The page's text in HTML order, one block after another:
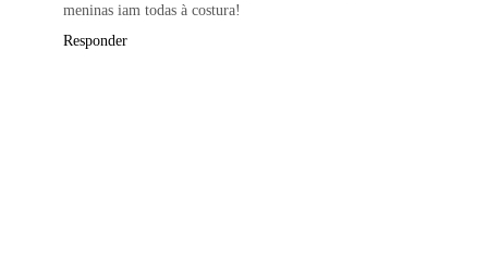
meninas iam todas à costura!
Responder